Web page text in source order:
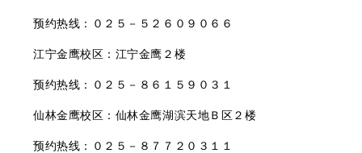
预约热线：０２５－５２６０９０６６
江宁金鹰校区：江宁金鹰２楼
预约热线：０２５－８６１５９０３１
仙林金鹰校区：仙林金鹰湖滨天地Ｂ区２楼
预约热线：０２５－８７７２０３１１